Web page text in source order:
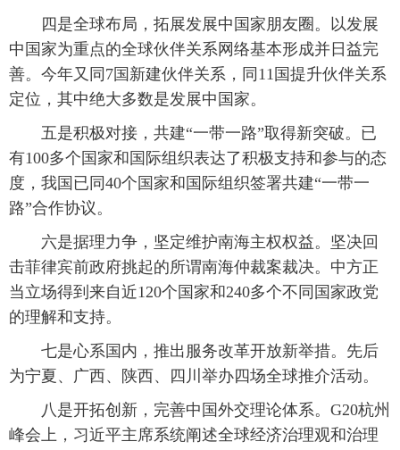
四是全球布局，拓展发展中国家朋友圈。以发展
中国家为重点的全球伙伴关系网络基本形成并日益完
善。今年又同7国新建伙伴关系，同11国提升伙伴关系
定位，其中绝大多数是发展中国家。
五是积极对接，共建“一带一路”取得新突破。已
有100多个国家和国际组织表达了积极支持和参与的态
度，我国已同40个国家和国际组织签署共建“一带一
路”合作协议。
六是据理力争，坚定维护南海主权权益。坚决回
击菲律宾前政府挑起的所谓南海仲裁案裁决。中方正
当立场得到来自近120个国家和240多个不同国家政党
的理解和支持。
七是心系国内，推出服务改革开放新举措。先后
为宁夏、广西、陕西、四川举办四场全球推介活动。
八是开拓创新，完善中国外交理论体系。G20杭州
峰会上，习近平主席系统阐述全球经济治理观和治理